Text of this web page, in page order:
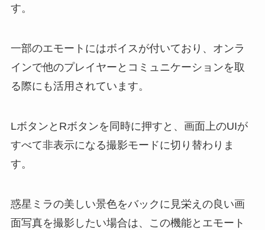
す。
一部のエモートにはボイスが付いており、オンラ
インで他のプレイヤーとコミュニケーションを取
る際にも活用されています。
LボタンとRボタンを同時に押すと、画面上のUIが
すべて非表示になる撮影モードに切り替わりま
す。
惑星ミラの美しい景色をバックに見栄えの良い画
面写真を撮影したい場合は、この機能とエモート